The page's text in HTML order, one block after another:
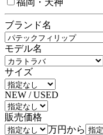
ブランド名
モデル名
サイズ
NEW / USED
販売価格
万円から